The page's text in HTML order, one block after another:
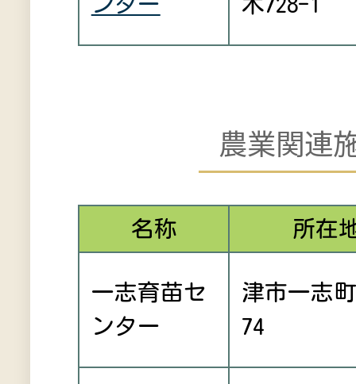
農業関連
名称 所在
一志育苗セ
ンター
津市一志
74